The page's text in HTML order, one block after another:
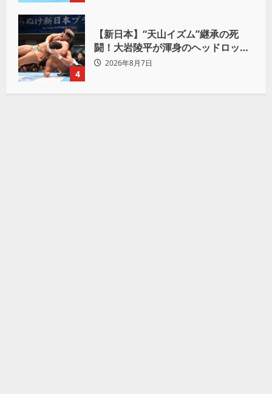
4
【新日本】“天山イズム”継承の死
闘！大岩陵平が渾身のヘッドロック
で後藤洋央紀からタップ奪取 執念の
2026年8月7日